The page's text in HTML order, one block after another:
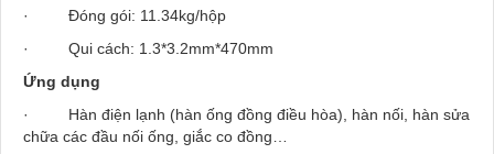
· Đóng gói: 11.34kg/hộp
· Qui cách: 1.3*3.2mm*470mm
Ứng dụng
· Hàn điện lạnh (hàn ống đồng điều hòa), hàn nối, hàn sửa
chữa các đầu nối ống, giắc co đồng…